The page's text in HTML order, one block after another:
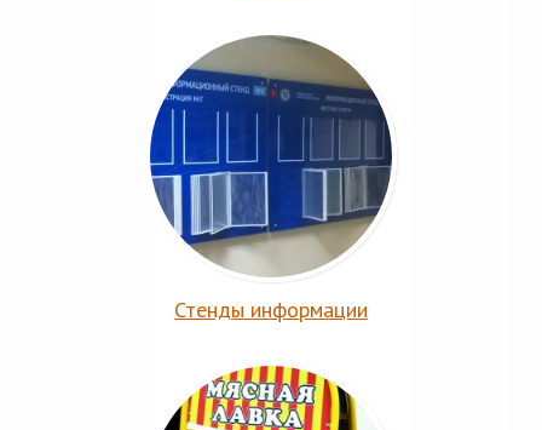
Стенды информации